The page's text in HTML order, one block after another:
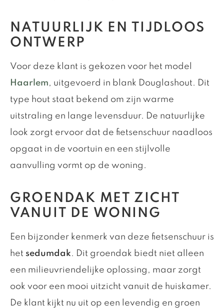
NATUURLIJK EN TIJDLOOS
ONTWERP
Voor deze klant is gekozen voor het model
Haarlem, uitgevoerd in blank Douglashout. Dit
type hout staat bekend om zijn warme
uitstraling en lange levensduur. De natuurlijke
look zorgt ervoor dat de fietsenschuur naadloos
opgaat in de voortuin en een stijlvolle
aanvulling vormt op de woning.
GROENDAK MET ZICHT
VANUIT DE WONING
Een bijzonder kenmerk van deze fietsenschuur is
het sedumdak. Dit groendak biedt niet alleen
een milieuvriendelijke oplossing, maar zorgt
ook voor een mooi uitzicht vanuit de huiskamer.
De klant kijkt nu uit op een levendig en groen